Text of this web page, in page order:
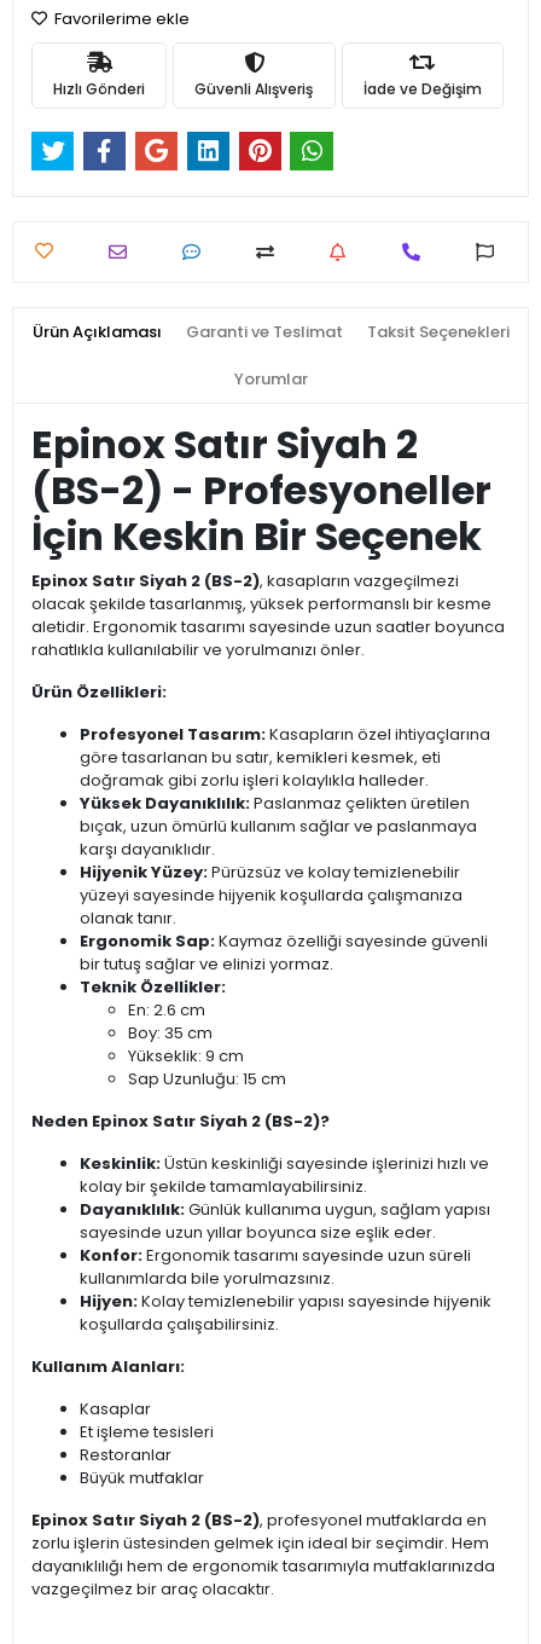
Favorilerime ekle
Hızlı Gönderi Güvenli Alışveriş İade ve Değişim
Ürün Açıklaması Garanti ve Teslimat Taksit Seçenekleri
Yorumlar
Epinox Satır Siyah 2
(BS-2) - Profesyoneller
İçin Keskin Bir Seçenek
Epinox Satır Siyah 2 (BS-2), kasapların vazgeçilmezi
olacak şekilde tasarlanmış, yüksek performanslı bir kesme
aletidir. Ergonomik tasarımı sayesinde uzun saatler boyunca
rahatlıkla kullanılabilir ve yorulmanızı önler.
Ürün Özellikleri:
Profesyonel Tasarım:Kasapların özel ihtiyaçlarına
göre tasarlanan bu satır, kemikleri kesmek, eti
doğramak gibi zorlu işleri kolaylıkla halleder.
Yüksek Dayanıklılık:Paslanmaz çelikten üretilen
bıçak, uzun ömürlü kullanım sağlar ve paslanmaya
karşı dayanıklıdır.
Hijyenik Yüzey:Pürüzsüz ve kolay temizlenebilir
yüzeyi sayesinde hijyenik koşullarda çalışmanıza
olanak tanır.
Ergonomik Sap:Kaymaz özelliği sayesinde güvenli
bir tutuş sağlar ve elinizi yormaz.
Teknik Özellikler:
En: 2.6 cm
Boy: 35 cm
Yükseklik: 9 cm
Sap Uzunluğu: 15 cm
Neden Epinox Satır Siyah 2 (BS-2)?
Keskinlik:Üstün keskinliği sayesinde işlerinizi hızlı ve
kolay bir şekilde tamamlayabilirsiniz.
Dayanıklılık:Günlük kullanıma uygun, sağlam yapısı
sayesinde uzun yıllar boyunca size eşlik eder.
Konfor:Ergonomik tasarımı sayesinde uzun süreli
kullanımlarda bile yorulmazsınız.
Hijyen:Kolay temizlenebilir yapısı sayesinde hijyenik
koşullarda çalışabilirsiniz.
Kullanım Alanları:
Kasaplar
Et işleme tesisleri
Restoranlar
Büyük mutfaklar
Epinox Satır Siyah 2 (BS-2), profesyonel mutfaklarda en
zorlu işlerin üstesinden gelmek için ideal bir seçimdir. Hem
dayanıklılığı hem de ergonomik tasarımıyla mutfaklarınızda
vazgeçilmez bir araç olacaktır.